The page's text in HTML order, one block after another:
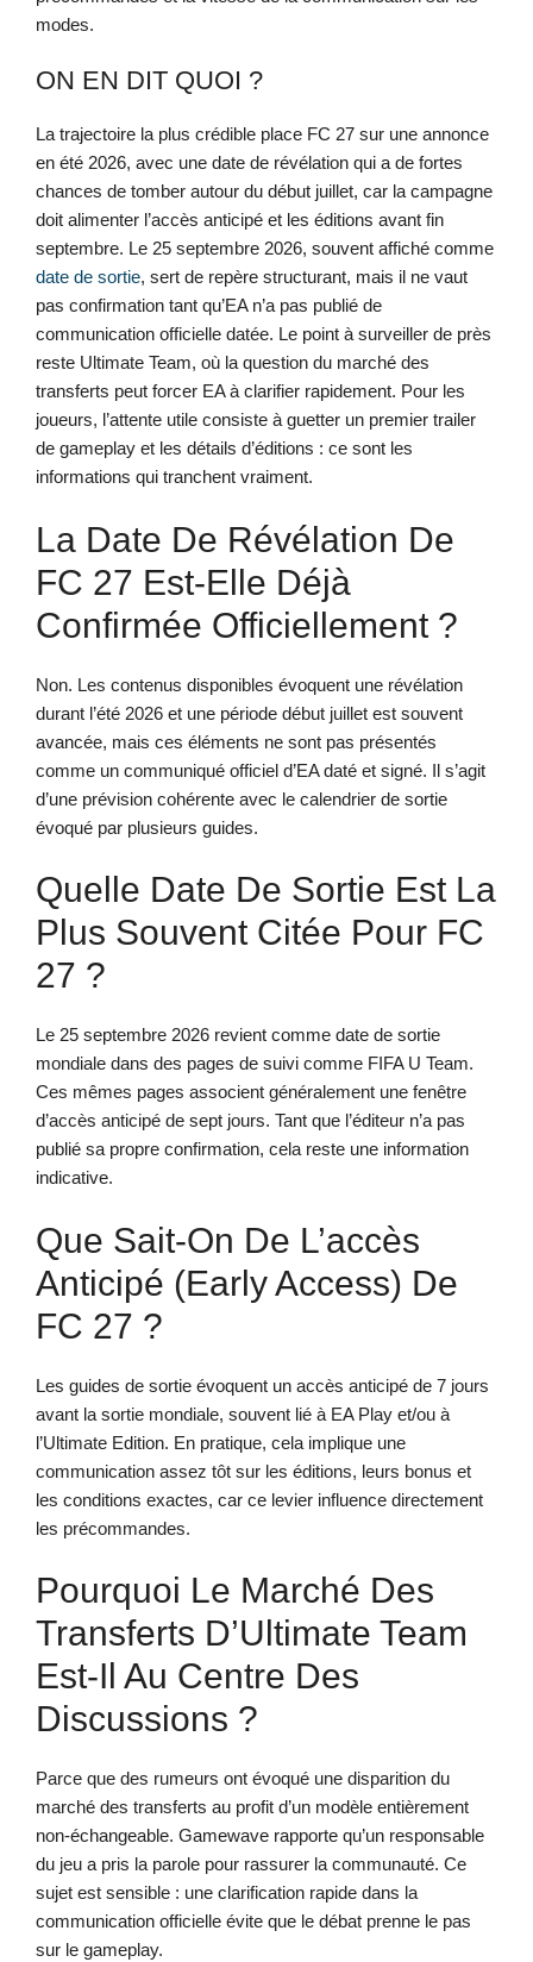
modes.
ON EN DIT QUOI ?
La trajectoire la plus crédible place FC 27 sur une annonce
en été 2026, avec une date de révélation qui a de fortes
chances de tomber autour du début juillet, car la campagne
doit alimenter l’accès anticipé et les éditions avant fin
septembre. Le 25 septembre 2026, souvent affiché comme
date de sortie, sert de repère structurant, mais il ne vaut
pas confirmation tant qu’EA n’a pas publié de
communication officielle datée. Le point à surveiller de près
reste Ultimate Team, où la question du marché des
transferts peut forcer EA à clarifier rapidement. Pour les
joueurs, l’attente utile consiste à guetter un premier trailer
de gameplay et les détails d’éditions : ce sont les
informations qui tranchent vraiment.
La Date De Révélation De
FC 27 Est-Elle Déjà
Confirmée Officiellement ?
Non. Les contenus disponibles évoquent une révélation
durant l’été 2026 et une période début juillet est souvent
avancée, mais ces éléments ne sont pas présentés
comme un communiqué officiel d’EA daté et signé. Il s’agit
d’une prévision cohérente avec le calendrier de sortie
évoqué par plusieurs guides.
Quelle Date De Sortie Est La
Plus Souvent Citée Pour FC
27 ?
Le 25 septembre 2026 revient comme date de sortie
mondiale dans des pages de suivi comme FIFA U Team.
Ces mêmes pages associent généralement une fenêtre
d’accès anticipé de sept jours. Tant que l’éditeur n’a pas
publié sa propre confirmation, cela reste une information
indicative.
Que Sait-On De L’accès
Anticipé (early Access) De
FC 27 ?
Les guides de sortie évoquent un accès anticipé de 7 jours
avant la sortie mondiale, souvent lié à EA Play et/ou à
l’Ultimate Edition. En pratique, cela implique une
communication assez tôt sur les éditions, leurs bonus et
les conditions exactes, car ce levier influence directement
les précommandes.
Pourquoi Le Marché Des
Transferts D’Ultimate Team
Est-Il Au Centre Des
Discussions ?
Parce que des rumeurs ont évoqué une disparition du
marché des transferts au profit d’un modèle entièrement
non-échangeable. Gamewave rapporte qu’un responsable
du jeu a pris la parole pour rassurer la communauté. Ce
sujet est sensible : une clarification rapide dans la
communication officielle évite que le débat prenne le pas
sur le gameplay.